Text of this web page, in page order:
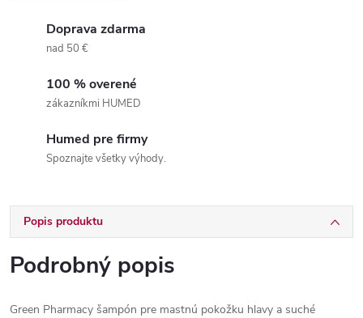
Doprava zdarma
nad 50 €
100 % overené
zákazníkmi HUMED
Humed pre firmy
Spoznajte všetky výhody.
Popis produktu
Podrobný popis
Green Pharmacy šampón pre mastnú pokožku hlavy a suché